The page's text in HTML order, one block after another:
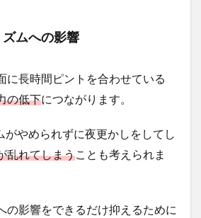
ムへの影響
に長時間ピントを合わせている
の低下につながります。
がやめられずに夜更かしをしてし
乱れてしまうことも考えられま
の影響をできるだけ抑えるために